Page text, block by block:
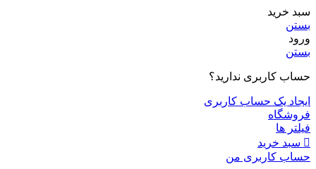
سبد خرید
بستن
ورود
بستن
حساب کاربری ندارید؟
ایجاد یک حساب کاربری
فروشگاه
فیلتر ها
سبد خرید
حساب کاربری من